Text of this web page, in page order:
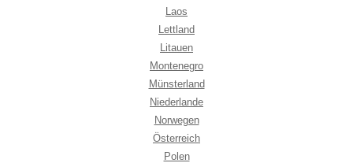
Laos
Lettland
Litauen
Montenegro
Münsterland
Niederlande
Norwegen
Österreich
Polen